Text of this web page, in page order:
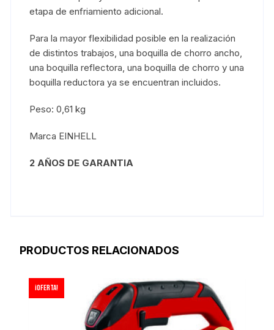
etapa de enfriamiento adicional.
Para la mayor flexibilidad posible en la realización
de distintos trabajos, una boquilla de chorro ancho,
una boquilla reflectora, una boquilla de chorro y una
boquilla reductora ya se encuentran incluidos.
Peso: 0,61 kg
Marca EINHELL
2 AÑOS DE GARANTIA
PRODUCTOS RELACIONADOS
¡Oferta!